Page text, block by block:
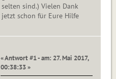
selten sind.) Vielen Dank
jetzt schon für Eure Hilfe
« Antwort #1 - am: 27. Mai 2017,
00:38:33 »